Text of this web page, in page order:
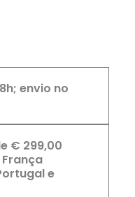
envio no
€ 299,00
e